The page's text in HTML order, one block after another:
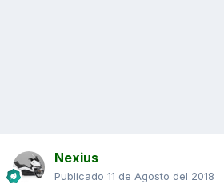
Nexius
Publicado 11 de Agosto del 2018